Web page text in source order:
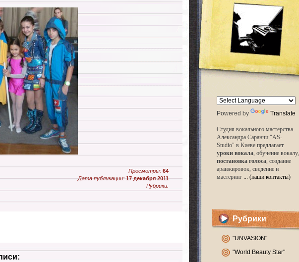
Просмотры: 64
Дата публикации: 17 декабря 2011
Рубрики:
Powered by Translate
Студия вокального мастерства
Александра Саранчи "AS-
Studio" в Киеве предлагает
уроки вокала, обучение вокалу,
постановка голоса, создание
аранжировок, сведение и
мастеринг ... (наши контакты)
Рубрики
"UNVASION"
"World Beauty Star"